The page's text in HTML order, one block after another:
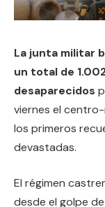
La junta militar
un total de
desaparecidos
viernes el
los primeros
devastadas.
El régimen
desde el golpe